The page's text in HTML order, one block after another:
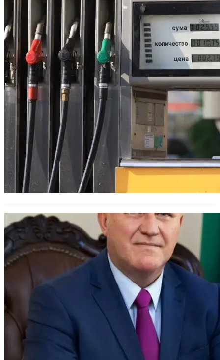
Поевтиняват някои видове на
горива
Почитаме народните будители, но
е важно и да подкрепяме, и
днешните будители – учители,
преподаватели, учени, казва
министър Галин Цоков